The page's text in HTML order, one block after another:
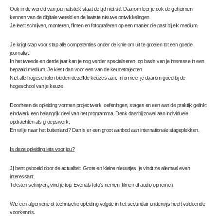
Ook in de wereld van journalistiek staat de tijd niet stil. Daarom leer je ook de geheimen
kennen van de digitale wereld en de laatste nieuwe ontwikkelingen.
Je leert schrijven, monteren, filmen en fotograferen op een manier die past bij elk medium.
Je krijgt stap voor stap alle competenties onder de knie om uit te groeien tot een goede
journalist.
In het tweede en derde jaar kan je nog verder specialiseren, op basis van je interesse in een
bepaald medium. Je kiest dan voor een van de keuzetrajecten.
Niet alle hogescholen bieden dezelfde keuzes aan. Informeer je daarom goed bij de
hogeschool van je keuze.
Doorheen de opleiding vormen projectwerk, oefeningen, stages en een aan de praktijk gelinkt
eindwerk een belangrijk deel van het programma. Denk daarbij zowel aan individuele
opdrachten als groepswerk.
En wil je naar het buitenland? Dan is er een groot aanbod aan internationale stageplekken.
Is deze opleiding iets voor jou?
Jij bent geboeid door de actualiteit. Grote en kleine nieuwtjes, je vindt ze allemaal even
interessant.
Teksten schrijven, vind je top. Evenals foto’s nemen, filmen of audio opnemen.
Wie een algemene of technische opleiding volgde in het secundair onderwijs heeft voldoende
voorkennis.